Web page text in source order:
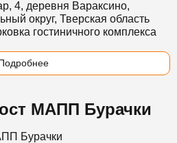
4, деревня Вараксино,
округ, Тверская область
гостиничного комплекса
МАПП Бурачки
Бурачки